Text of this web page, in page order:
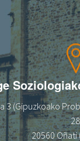
3 (Gipuzkoako
28
20560 Oñati